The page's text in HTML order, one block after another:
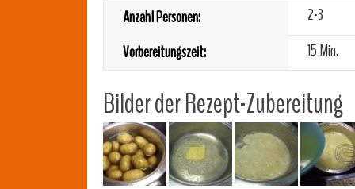
Anzahl Personen:
2-3
Vorbereitungszeit:
15 Min.
Bilder der Rezept-Zubereitung